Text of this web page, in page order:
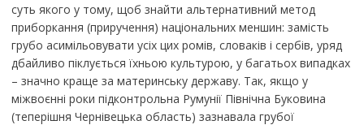
суть якого у тому, щоб знайти альтернативний метод
приборкання (приручення) національних меншин: замість
грубо асимільовувати усіх цих ромів, словаків і сербів, уряд
дбайливо піклується їхньою культурою, у багатьох випадках
– значно краще за материнську державу. Так, якщо у
міжвоєнні роки підконтрольна Румунії Північна Буковина
(теперішня Чернівецька область) зазнавала грубої